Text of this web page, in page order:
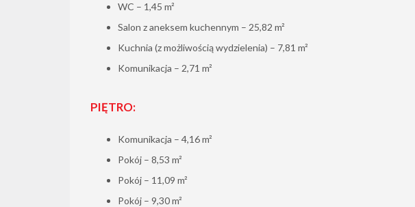
WC – 1,45 m²
Salon z aneksem kuchennym – 25,82 m²
Kuchnia (z możliwością wydzielenia) – 7,81 m²
Komunikacja – 2,71 m²
PIĘTRO:
Komunikacja – 4,16 m²
Pokój – 8,53 m²
Pokój – 11,09 m²
Pokój – 9,30 m²